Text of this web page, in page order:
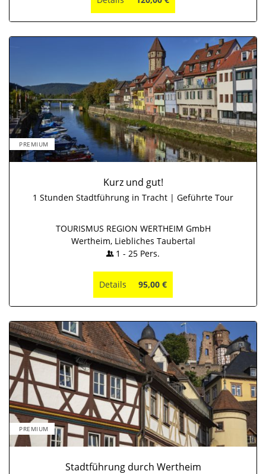
PREMIUM
Kurz und gut!
1 Stunden Stadtführung in Tracht | Geführte Tour
TOURISMUS REGION WERTHEIM GmbH
Wertheim, Liebliches Taubertal
1 - 25 Pers.
Details 95,00 €
PREMIUM
Stadtführung durch Wertheim